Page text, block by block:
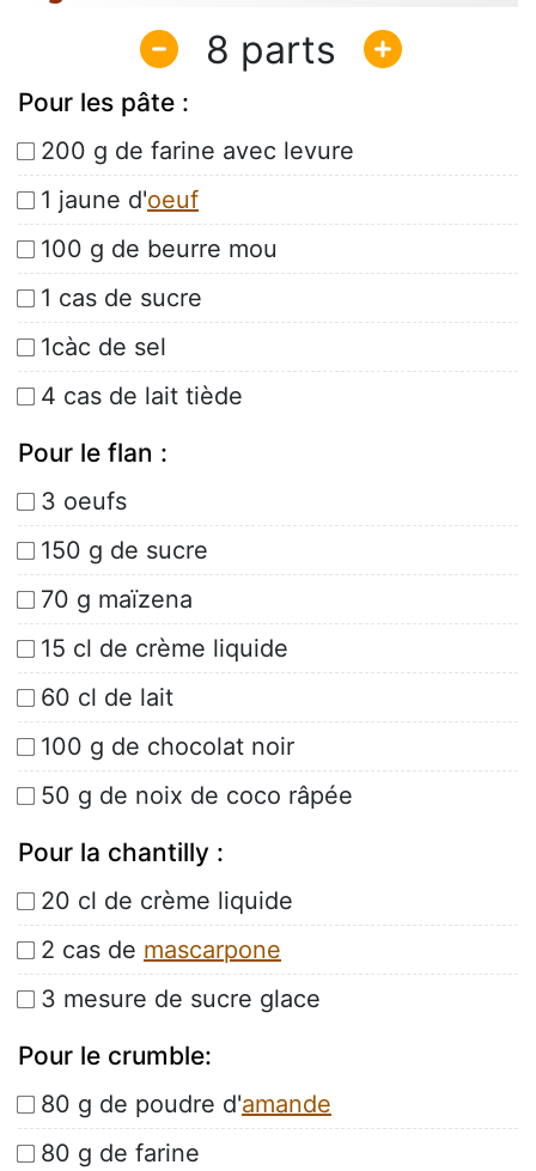
8
Pour les pâte :
200 g de farine avec levure
1 jaune d'oeuf
100 g de beurre mou
1 cas de sucre
1càc de sel
4 cas de lait tiède
Pour le flan :
3 oeufs
150 g de sucre
70 g maïzena
15 cl de crème liquide
60 cl de lait
100 g de chocolat noir
50 g de noix de coco râpée
Pour la chantilly :
20 cl de crème liquide
2 cas de mascarpone
3 mesure de sucre glace
Pour le crumble:
80 g de poudre d'amande
80 g de farine